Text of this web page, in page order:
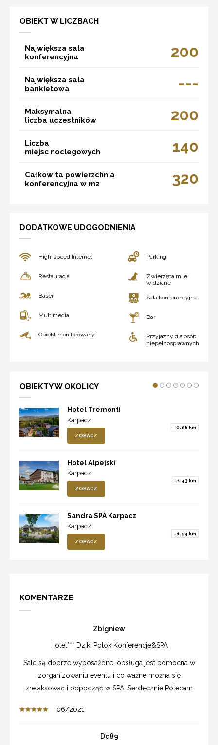
OBIEKT W LICZBACH
Największa sala
konferencyjna
200
Największa sala
bankietowa
---
Maksymalna
liczba uczestników
200
Liczba
miejsc noclegowych
140
Całkowita powierzchnia
konferencyjna w m2
320
DODATKOWE UDOGODNIENIA
High-speed Internet Parking
Restauracja
Zwierzęta mile
widziane
Basen
Sala konferencyjna
Multimedia Bar
Obiekt monitorowany
Przyjazny dla osób
niepełnosprawnych
OBIEKTY W OKOLICY
Hotel Tremonti
Karpacz
~0.88 km
ZOBACZ
Hotel Alpejski
Karpacz
~1.43 km
ZOBACZ
Sandra SPA Karpacz
Karpacz
~1.44 km
ZOBACZ
KOMENTARZE
Zbigniew
Hotel*** Dziki Potok Konferencje&SPA
Sale są dobrze wyposażone, obsługa jest pomocna w
zorganizowaniu eventu i co ważne można się
zrelaksować i odpocząć w SPA. Serdecznie Polecam
06/2021
Dd89